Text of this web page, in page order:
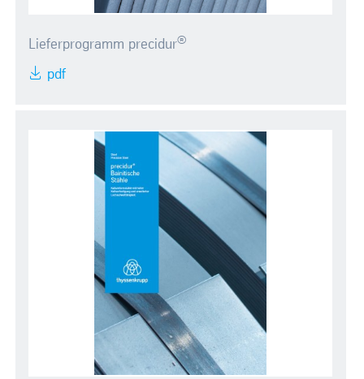
Lieferprogramm precidur®
pdf